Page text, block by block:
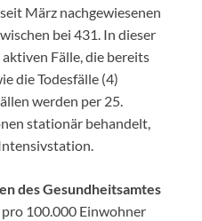
März nachgewiesenen
bei 431. In dieser
Fälle, die bereits
die Todesfälle (4)
werden per 25.
stationär behandelt,
des Gesundheitsamtes
100.000 Einwohner